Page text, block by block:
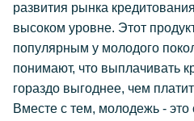
развития рынка
высоком уровне. Этот
популярным у молодого
понимают, что выплачивать
гораздо выгоднее, чем
Вместе с тем, молодежь -